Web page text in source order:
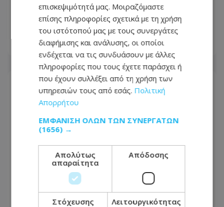
Ο Όμιλος Λεπτός παρουσιάζει το νέο
του εταιρικό βίντεο
06.08.2026 - 15:59
επισκεψιμότητά μας. Μοιραζόμαστε
επίσης πληροφορίες σχετικά με τη χρήση
του ιστότοπού μας με τους συνεργάτες
διαφήμισης και ανάλυσης, οι οποίοι
ενδέχεται να τις συνδυάσουν με άλλες
πληροφορίες που τους έχετε παράσχει ή
που έχουν συλλέξει από τη χρήση των
υπηρεσιών τους από εσάς. Πολιτική
Απορρήτου
ΕΜΦΆΝΙΣΗ ΌΛΩΝ ΤΩΝ ΣΥΝΕΡΓΑΤΏΝ
(1656) →
Απολύτως
απαραίτητα
Απόδοσης
Στόχευσης Λειτουργικότητας